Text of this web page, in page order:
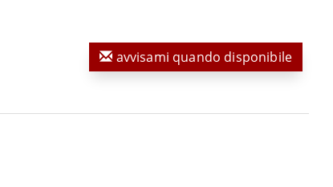
avvisami quando disponibile